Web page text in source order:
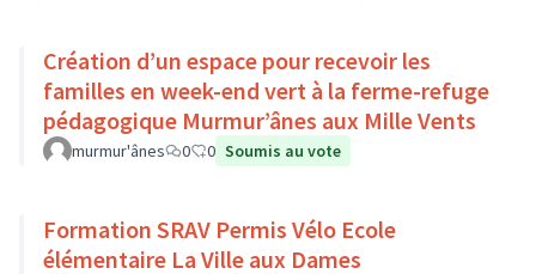
Création d’un espace pour recevoir les
familles en week-end vert à la ferme-refuge
pédagogique Murmur’ânes aux Mille Vents
murmur'ânes 0 0 Soumis au vote
Formation SRAV Permis Vélo Ecole
élémentaire La Ville aux Dames